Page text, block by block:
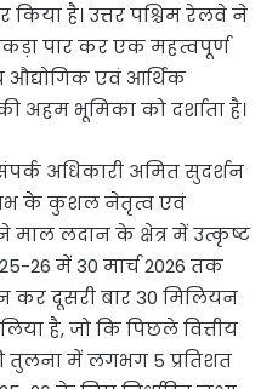
है। उत्तर पश्चिम रेलवे ने
पार कर एक महत्वपूर्ण
औद्योगिक एवं आर्थिक
अहम भूमिका को दर्शाता है।
अधिकारी अमित सुदर्शन
के कुशल नेतृत्व एवं
माल लदान के क्षेत्र में उत्कृष्ट
26 में 30 मार्च 2026 तक
कर दूसरी बार 30 मिलियन
है, जो कि पिछले वित्तीय
तुलना में लगभग 5 प्रतिशत